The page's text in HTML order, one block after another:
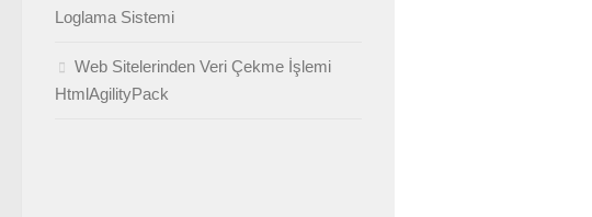
Loglama Sistemi
Web Sitelerinden Veri Çekme İşlemi
HtmlAgilityPack